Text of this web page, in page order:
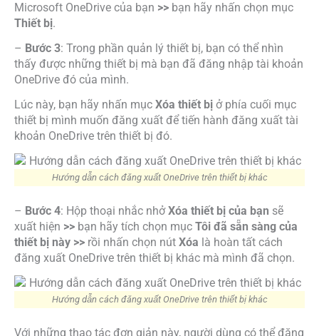
Microsoft OneDrive của bạn >> bạn hãy nhấn chọn mục
Thiết bị.
– Bước 3: Trong phần quản lý thiết bị, bạn có thể nhìn
thấy được những thiết bị mà bạn đã đăng nhập tài khoản
OneDrive đó của mình.
Lúc này, bạn hãy nhấn mục Xóa thiết bị ở phía cuối mục
thiết bị mình muốn đăng xuất để tiến hành đăng xuất tài
khoản OneDrive trên thiết bị đó.
Hướng dẫn cách đăng xuất OneDrive trên thiết bị khác
– Bước 4: Hộp thoại nhắc nhởXóa thiết bị của bạn sẽ
xuất hiện >> bạn hãy tích chọn mục Tôi đã sẵn sàng của
thiết bị này >> rồi nhấn chọn nút Xóa là hoàn tất cách
đăng xuất OneDrive trên thiết bị khác mà mình đã chọn.
Hướng dẫn cách đăng xuất OneDrive trên thiết bị khác
Với những thao tác đơn giản này, người dùng có thể đăng